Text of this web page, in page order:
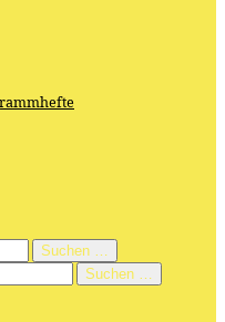
Suchen …
Suchen …